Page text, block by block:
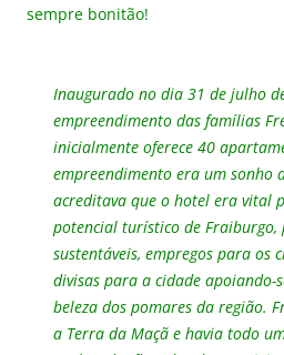
sempre bonitão!
Inaugurado no dia 31 de julho
empreendimento das famílias
inicialmente oferece 40
empreendimento era um sonho
acreditava que o hotel era vital
potencial turístico de Fraiburgo,
sustentáveis, empregos para os
divisas para a cidade apoiando-
beleza dos pomares da região.
a Terra da Maçã e havia todo